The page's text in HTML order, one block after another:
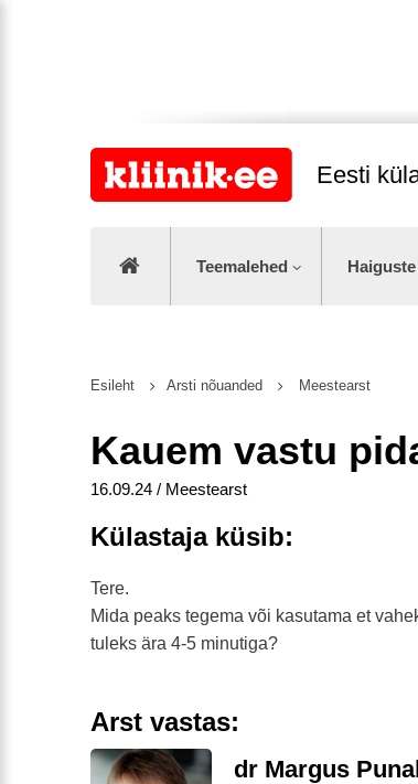
Eesti
Teemalehed
Esileht Arsti nõuanded Meestearst
Kauem vastu
16.09.24 / Meestearst
Külastaja küsib:
Tere.
Mida peaks tegema või kasutama et
tuleks ära 4-5 minutiga?
Arst vastas:
dr Margus